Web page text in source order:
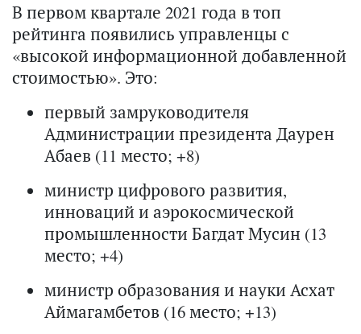
В первом квартале 2021 года в топ
рейтинга появились управленцы с
«высокой информационной добавленной
стоимостью». Это:
первый замруководителя
Администрации президента Даурен
Абаев (11 место; +8)
министр цифрового развития,
инноваций и аэрокосмической
промышленности Багдат Мусин (13
место; +4)
министр образования и науки Асхат
Аймагамбетов (16 место; +13)